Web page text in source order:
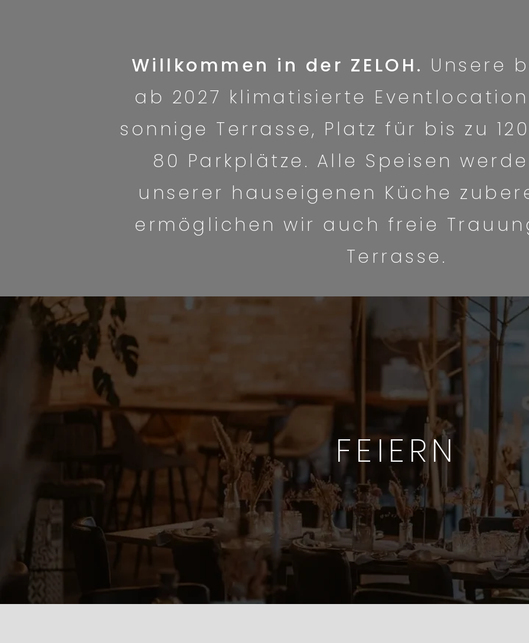
Willkommen in der ZELOH. Unsere
ab 2027 klimatisierte
sonnige Terrasse, Platz für bis zu
80 Parkplätze. Alle Speisen
unserer hauseigenen Küche
ermöglichen wir auch freie
Terrasse.
FEIERN